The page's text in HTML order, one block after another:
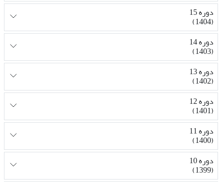
دوره 15
(1404)
دوره 14
(1403)
دوره 13
(1402)
دوره 12
(1401)
دوره 11
(1400)
دوره 10
(1399)